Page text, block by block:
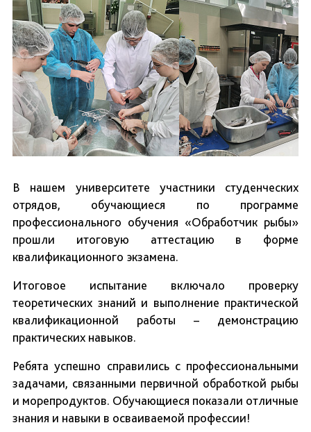
В нашем университете участники студенческих
отрядов, обучающиеся по программе
профессионального обучения «Обработчик рыбы»
прошли итоговую аттестацию в форме
квалификационного экзамена.
Итоговое испытание включало проверку
теоретических знаний и выполнение практической
квалификационной работы – демонстрацию
практических навыков.
Ребята успешно справились с профессиональными
задачами, связанными первичной обработкой рыбы
и морепродуктов. Обучающиеся показали отличные
знания и навыки в осваиваемой профессии!